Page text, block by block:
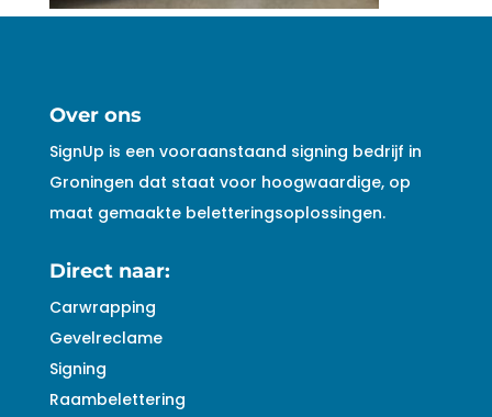
Over ons
SignUp is een vooraanstaand signing bedrijf in
Groningen dat staat voor hoogwaardige, op
maat gemaakte beletteringsoplossingen.
Direct naar:
Carwrapping
Gevelreclame
Signing
Raambelettering